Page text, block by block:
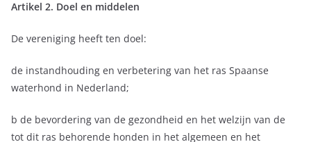
Artikel 2. Doel en middelen
De vereniging heeft ten doel:
de instandhouding en verbetering van het ras Spaanse
waterhond in Nederland;
b de bevordering van de gezondheid en het welzijn van de
tot dit ras behorende honden in het algemeen en het